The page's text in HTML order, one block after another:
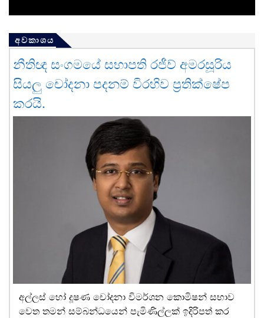
අවකාශය
නීතිඥ සංගමයේ සභාපති රජීව් අමරසූරිය
සියලු චෝදනා පදනම් විරහිව ප්‍රතික්ෂේප
කරයි.
අල්ලස් හෝ දූෂණ චෝදනා විමර්ශන කොමිෂන් සභාව
වෙත තමන් සම්බන්ධයෙන් පැමිණිල්ලක් ඉදිරිපත් කර